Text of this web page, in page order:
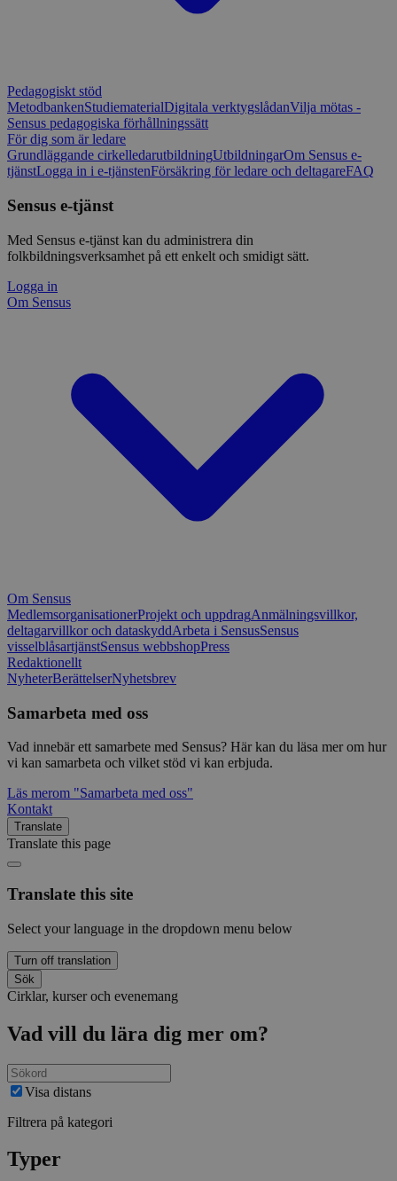
Pedagogiskt stöd
MetodbankenStudiematerialDigitala verktygslådanVilja mötas -
Sensus pedagogiska förhållningssätt
För dig som är ledare
Grundläggande cirkelledarutbildningUtbildningarOm Sensus e-
tjänstLogga in i e-tjänstenFörsäkring för ledare och deltagareFAQ
Sensus e-tjänst
Med Sensus e-tjänst kan du administrera din
folkbildningsverksamhet på ett enkelt och smidigt sätt.
Logga in
Om Sensus
Om Sensus
MedlemsorganisationerProjekt och uppdragAnmälningsvillkor,
deltagarvillkor och dataskyddArbeta i SensusSensus
visselblåsartjänstSensus webbshopPress
Redaktionellt
NyheterBerättelserNyhetsbrev
Samarbeta med oss
Vad innebär ett samarbete med Sensus? Här kan du läsa mer om hur
vi kan samarbeta och vilket stöd vi kan erbjuda.
Läs merom "Samarbeta med oss"
Kontakt
Translate
Translate this page
Translate this site
Select your language in the dropdown menu below
Turn off translation
Sök
Cirklar, kurser och evenemang
Vad vill du lära dig mer om?
Visa distans
Filtrera på kategori
Typer